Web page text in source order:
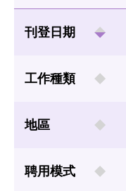
刊登日期
工作種類
地區
聘用模式